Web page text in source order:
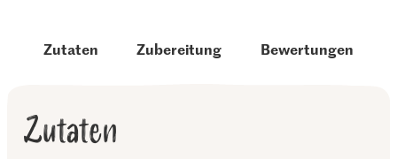
Zutaten Zubereitung Bewertungen
Zutaten